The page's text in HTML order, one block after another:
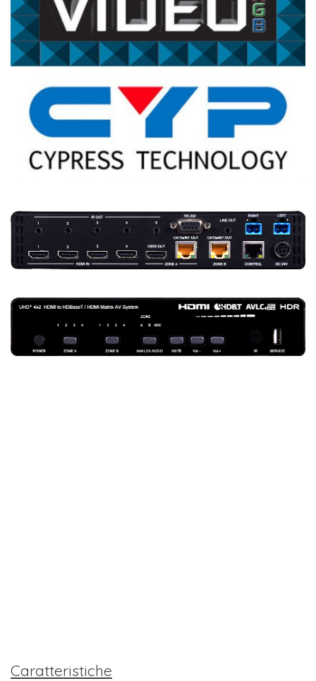
Caratteristiche